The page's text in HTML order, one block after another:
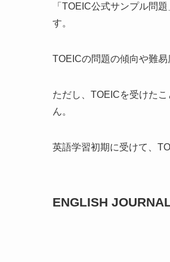
「TOEIC公式サンプル問
す。
TOEICの問題の傾向や難
ただし、TOEICを受けた
ん。
英語学習初期に受けて、
ENGLISH